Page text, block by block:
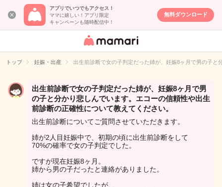
アプリでいつでもアクセス！
ママに嬉しい！アプリ限定
キャンペーンも随時配信中！
無料ダウンロード
女性専用匿名QA
イト
トップ 妊娠・出産 出生前診断で女の子判定だった姉が、妊娠8ヶ月で男の子
出生前診断で女の子判定だった姉が、妊娠8ヶ月で男
の子と分かり悲しんでいます。エコーの信頼性や出生
前診断の正確性について教えてください。
出生前診断についてご質問させていただきます。
姉が2人目妊娠中で、初期の頃に出生前診断をして
70%の確率で女の子判定でした。
ですが現在妊娠8ヶ月。
姉から男の子だったと連絡がありました。
姉は女の子希望でしたが、